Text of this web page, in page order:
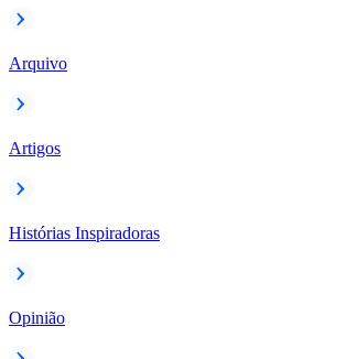
Arquivo
Artigos
Histórias Inspiradoras
Opinião